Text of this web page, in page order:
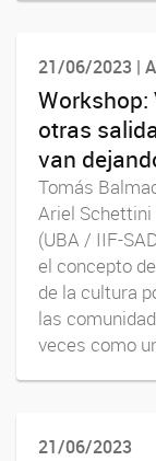
21/06/2023 |
Workshop:
otras
van
Tomás
Ariel Schettini
(UBA / IIF-
el concepto
de la cultura
las
veces como
21/06/2023